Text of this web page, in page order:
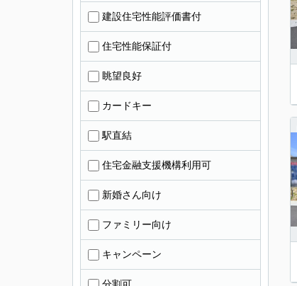
建設住宅性能評価書付
住宅性能保証付
眺望良好
カードキー
駅直結
住宅金融支援機構利用可
新婚さん向け
ファミリー向け
キャンペーン